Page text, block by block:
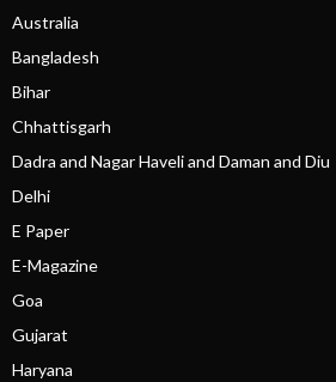
Australia
Bangladesh
Bihar
Chhattisgarh
Dadra and Nagar Haveli and Daman and Diu
Delhi
E Paper
E-Magazine
Goa
Gujarat
Haryana